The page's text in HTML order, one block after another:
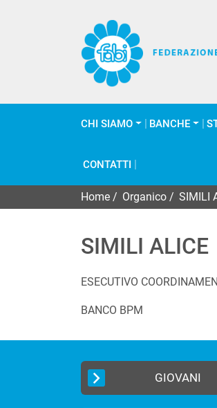
CHI SIAMO BANCHE
CONTATTI
Home Organico SIMILI
SIMILI ALICE
ESECUTIVO
BANCO BPM
GIOVANI